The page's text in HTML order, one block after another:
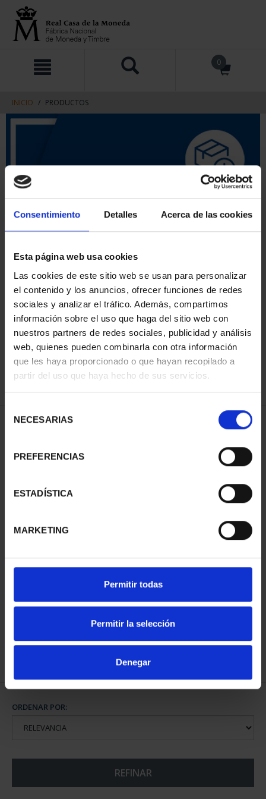
Consentimiento Detalles Acerca de las cookies
Esta página web usa cookies
Las cookies de este sitio web se usan para personalizar
el contenido y los anuncios, ofrecer funciones de redes
sociales y analizar el tráfico. Además, compartimos
información sobre el uso que haga del sitio web con
nuestros partners de redes sociales, publicidad y análisis
web, quienes pueden combinarla con otra información
que les haya proporcionado o que hayan recopilado a
partir del uso que haya hecho de sus servicios.
NECESARIAS
PREFERENCIAS
ESTADÍSTICA
MARKETING
Permitir todas
Permitir la selección
Denegar
contenido
navegacin
0
INICIO PRODUCTOS
ORDENAR POR:
REFINAR
1 Productos encontrados
CIUDADES PATRIMONIO
73,00 €
ORDENAR POR:
REFINAR